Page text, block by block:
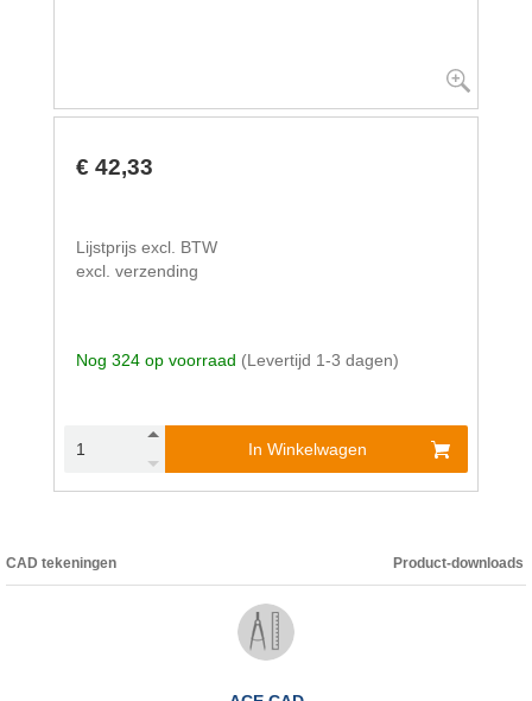
€ 42,33
Lijstprijs excl. BTW
excl. verzending
Nog 324 op voorraad (Levertijd 1-3 dagen)
In Winkelwagen
CAD tekeningen Product-downloads